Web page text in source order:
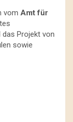
vom Amt für
Projekt von
sowie